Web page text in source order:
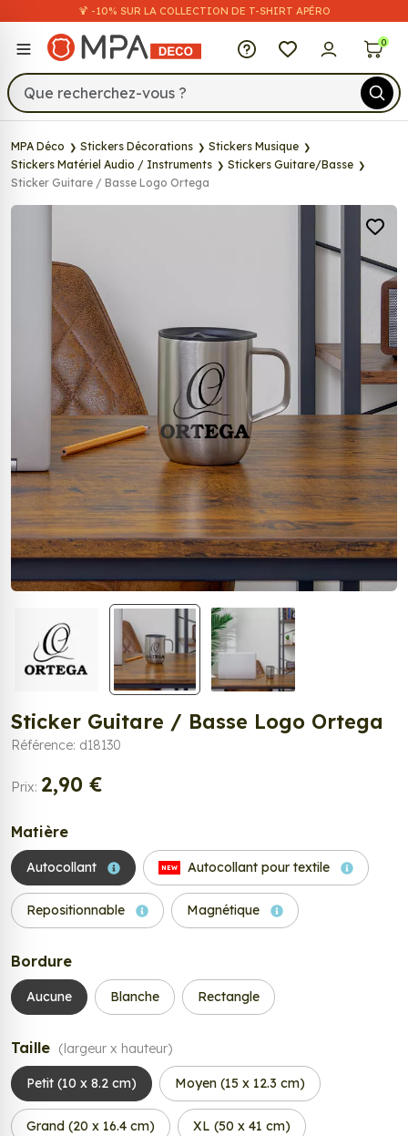
🍹 -10% SUR LA COLLECTION DE T-SHIRT APÉRO
MPA Déco 0
MPA Déco Stickers Décorations
Stickers Musique
Stickers Matériel Audio / Instruments
Stickers Guitare/Basse
Sticker Guitare / Basse Logo Ortega
Sticker Guitare / Basse Logo Ortega
Référence: d18130
Prix: 2,90 €
Matière
Autocollant NEW Autocollant pour textile
Repositionnable Magnétique
Bordure
Aucune Blanche Rectangle
Taille (largeur x hauteur)
Petit (10 x 8.2 cm) Moyen (15 x 12.3 cm)
Grand (20 x 16.4 cm) XL (50 x 41 cm)